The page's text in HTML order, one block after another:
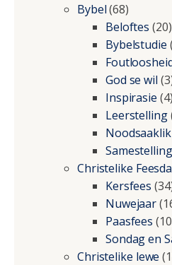
Bybel(68)
Beloftes (20)
Bybelstudie
God se wil
Inspirasie (4)
Leerstelling
Samestelling
Christelike
Kersfees
Nuwejaar
Paasfees
Sondag en
Christelike lewe